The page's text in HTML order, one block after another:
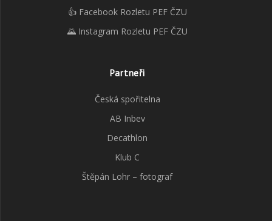
👍 Facebook Rozletu PEF ČZU
🌄 Instagram Rozletu PEF ČZU
Partneři
Česká spořitelna
AB Inbev
Decathlon
Klub C
Štěpán Lohr – fotograf